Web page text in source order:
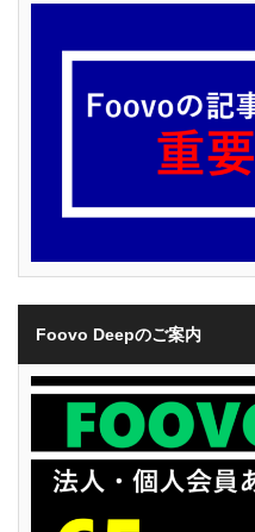
Foovo Deepのご案内